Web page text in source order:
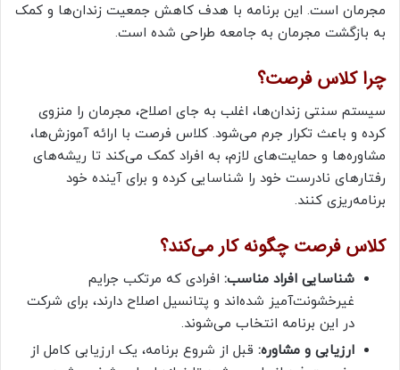
مجرمان است. این برنامه با هدف کاهش جمعیت زندان‌ها و کمک
به بازگشت مجرمان به جامعه طراحی شده است.
چرا کلاس فرصت؟
سیستم سنتی زندان‌ها، اغلب به جای اصلاح، مجرمان را منزوی
کرده و باعث تکرار جرم می‌شود. کلاس فرصت با ارائه آموزش‌ها،
مشاوره‌ها و حمایت‌های لازم، به افراد کمک می‌کند تا ریشه‌های
رفتارهای نادرست خود را شناسایی کرده و برای آینده خود
برنامه‌ریزی کنند.
کلاس فرصت چگونه کار می‌کند؟
شناسایی افراد مناسب: افرادی که مرتکب جرایم
غیرخشونت‌آمیز شده‌اند و پتانسیل اصلاح دارند، برای شرکت
در این برنامه انتخاب می‌شوند.
ارزیابی و مشاوره: قبل از شروع برنامه، یک ارزیابی کامل از